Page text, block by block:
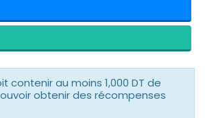
contenir au moins 1,000 DT de
obtenir des récompenses